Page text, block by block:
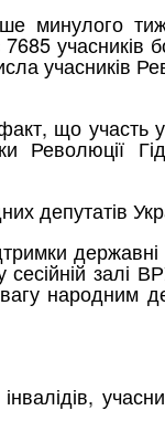
минулого
учасників
учасників
що
Революції
депутатів
державні
залі
народним